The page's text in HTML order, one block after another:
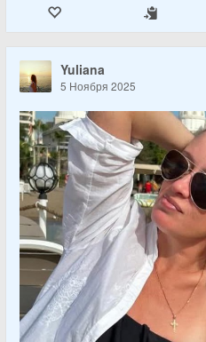
Yuliana
5 Ноября 2025